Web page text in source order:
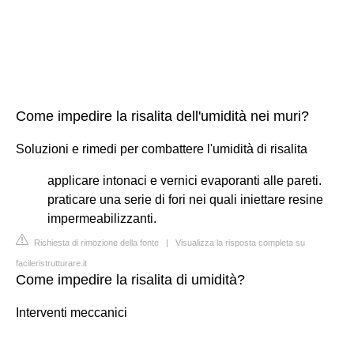
Come impedire la risalita dell'umidità nei muri?
Soluzioni e rimedi per combattere l'umidità di risalita
applicare intonaci e vernici evaporanti alle pareti.
praticare una serie di fori nei quali iniettare resine
impermeabilizzanti.
Richiesta di rimozione della fonte | Visualizza la risposta completa su
facileristrutturare.it
Come impedire la risalita di umidità?
Interventi meccanici